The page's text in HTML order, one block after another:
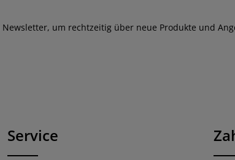
um rechtzeitig über neue Produkte und
Service